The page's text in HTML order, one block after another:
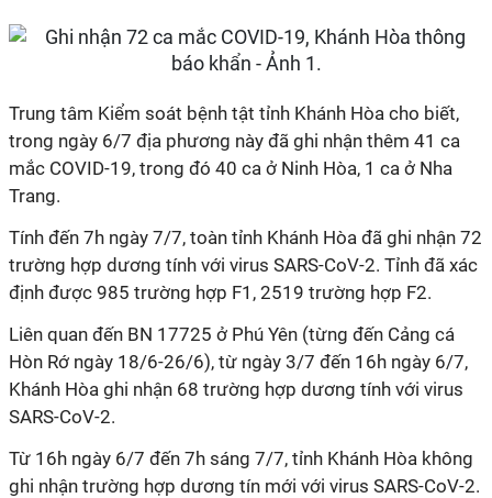
Trung tâm Kiểm soát bệnh tật tỉnh Khánh Hòa cho biết,
trong ngày 6/7 địa phương này đã ghi nhận thêm 41 ca
mắc COVID-19, trong đó 40 ca ở Ninh Hòa, 1 ca ở Nha
Trang.
Tính đến 7h ngày 7/7, toàn tỉnh Khánh Hòa đã ghi nhận 72
trường hợp dương tính với virus SARS-CoV-2. Tỉnh đã xác
định được 985 trường hợp F1, 2519 trường hợp F2.
Liên quan đến BN 17725 ở Phú Yên (từng đến Cảng cá
Hòn Rớ ngày 18/6-26/6), từ ngày 3/7 đến 16h ngày 6/7,
Khánh Hòa ghi nhận 68 trường hợp dương tính với virus
SARS-CoV-2.
Từ 16h ngày 6/7 đến 7h sáng 7/7, tỉnh Khánh Hòa không
ghi nhận trường hợp dương tín mới với virus SARS-CoV-2.